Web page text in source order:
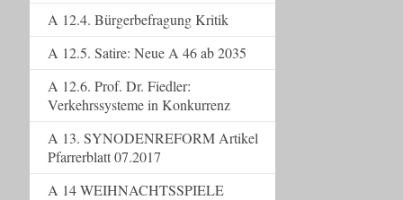
A 12.4. Bürgerbefragung Kritik
A 12.5. Satire: Neue A 46 ab 2035
A 12.6. Prof. Dr. Fiedler:
Verkehrssysteme in Konkurrenz
A 13. SYNODENREFORM Artikel
Pfarrerblatt 07.2017
A 14 WEIHNACHTSSPIELE